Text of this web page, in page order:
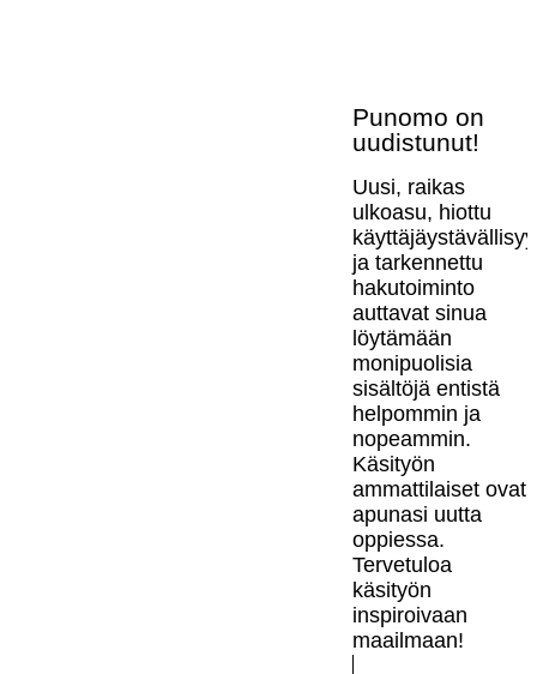
Punomo on
uudistunut!
Uusi, raikas
ulkoasu, hiottu
ja tarkennettu
hakutoiminto
auttavat sinua
löytämään
monipuolisia
sisältöjä entistä
helpommin ja
nopeammin.
Käsityön
ammattilaiset ovat
apunasi uutta
oppiessa.
Tervetuloa
käsityön
inspiroivaan
maailmaan!